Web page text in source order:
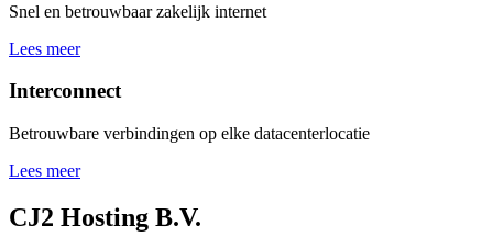
Snel en betrouwbaar zakelijk internet
Lees meer
Interconnect
Betrouwbare verbindingen op elke datacenterlocatie
Lees meer
CJ2 Hosting B.V.